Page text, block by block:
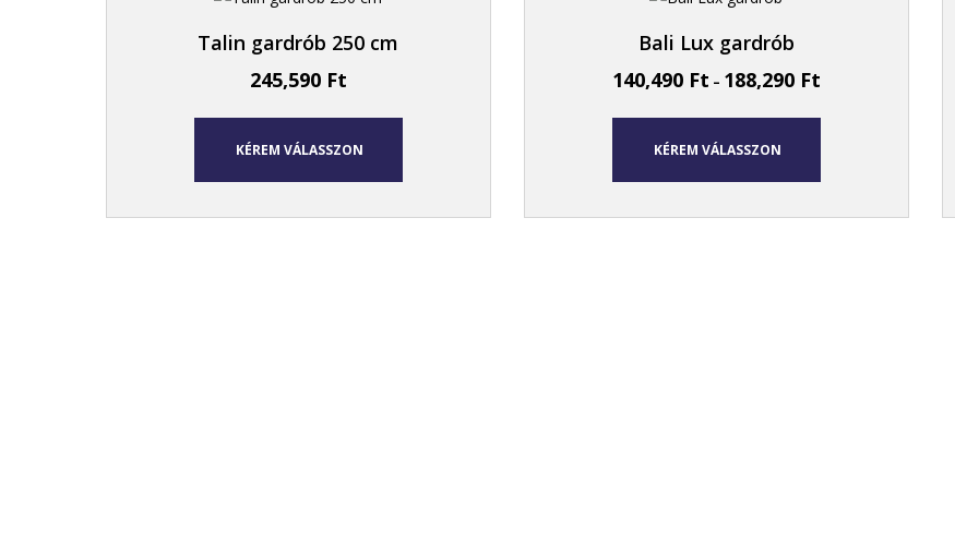
Talin gardrób 250 cm
245,590 Ft
KÉREM VÁLASSZON
Bali Lux gardrób
140,490 Ft – 188,290 Ft
KÉREM VÁLASSZON